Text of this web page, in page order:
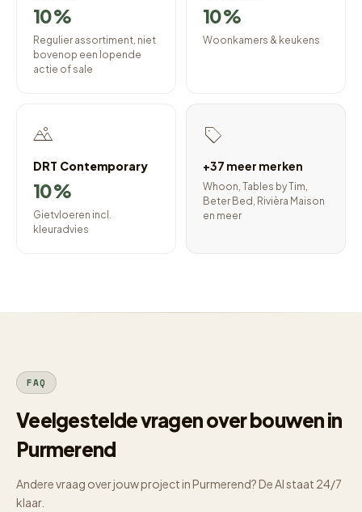
10%
Regulier assortiment, niet
bovenop een lopende
actie of sale
10%
Woonkamers & keukens
DRT Contemporary
10%
Gietvloeren incl.
kleuradvies
+37 meer merken
Whoon, Tables by Tim,
Beter Bed, Rivièra Maison
en meer
FAQ
Veelgestelde vragen over bouwen in
Purmerend
Andere vraag over jouw project in Purmerend? De AI staat 24/7
klaar.